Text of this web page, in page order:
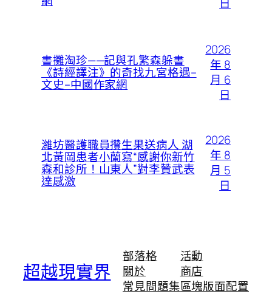
書攤淘珍——記與孔繁森躲書
《詩經譯注》的奇找九宮格遇–
文史–中國作家網
2026
年 8
月 6
日
濰坊醫護職員攢生果送病人 湖
北黃岡患者小蘭寫“感謝你新竹
森和診所！山東人”對李贊武表
達感激
2026
年 8
月 5
日
超越現實界
部落格
關於
常見問題集
活動
商店
區塊版面配置